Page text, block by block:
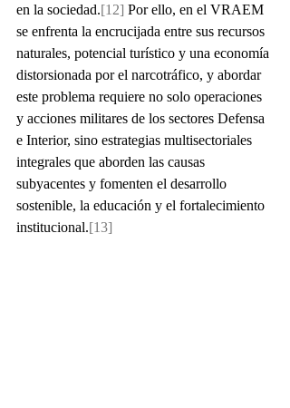
en la sociedad.[12] Por ello, en el VRAEM
se enfrenta la encrucijada entre sus recursos
naturales, potencial turístico y una economía
distorsionada por el narcotráfico, y abordar
este problema requiere no solo operaciones
y acciones militares de los sectores Defensa
e Interior, sino estrategias multisectoriales
integrales que aborden las causas
subyacentes y fomenten el desarrollo
sostenible, la educación y el fortalecimiento
institucional.[13]